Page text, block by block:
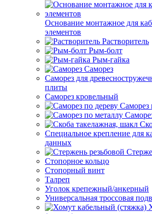
Основание монтажное для
элементов
Растворитель
Рым-болт
Рым-гайка
Саморез
Саморез для
плиты
Саморез кровельный
Саморез
Специальное крепление для
данных
Стопорное кольцо
Стопорный винт
Талреп
Уголок крепежный/анкерный
Универсальная троссовая